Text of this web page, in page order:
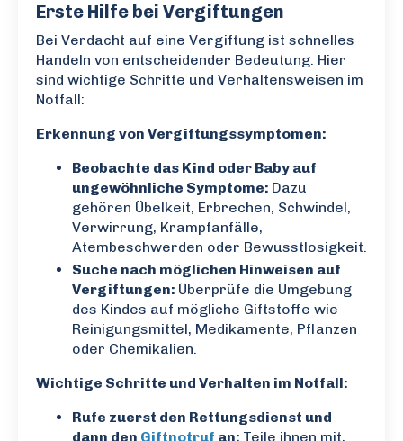
Erste Hilfe bei Vergiftungen
Bei Verdacht auf eine Vergiftung ist schnelles
Handeln von entscheidender Bedeutung. Hier
sind wichtige Schritte und Verhaltensweisen im
Notfall:
Erkennung von Vergiftungssymptomen:
Beobachte das Kind oder Baby auf
ungewöhnliche Symptome: Dazu
gehören Übelkeit, Erbrechen, Schwindel,
Verwirrung, Krampfanfälle,
Atembeschwerden oder Bewusstlosigkeit.
Suche nach möglichen Hinweisen auf
Vergiftungen: Überprüfe die Umgebung
des Kindes auf mögliche Giftstoffe wie
Reinigungsmittel, Medikamente, Pflanzen
oder Chemikalien.
Wichtige Schritte und Verhalten im Notfall:
Rufe zuerst den Rettungsdienst und
dann den Giftnotruf an: Teile ihnen mit,